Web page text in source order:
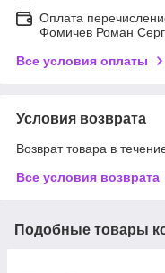
Оплата
Фомичев Роман
Все условия оплаты
Условия возврата
Возврат товара в
Все условия возврата
Подобные товары